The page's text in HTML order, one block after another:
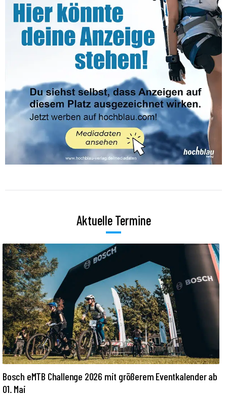
Aktuelle Termine
Bosch eMTB Challenge 2026 mit größerem Eventkalender ab
01. Mai